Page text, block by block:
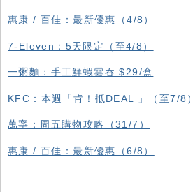
惠康 / 百佳：最新優惠（4/8）
7-Eleven：5天限定（至4/8）
一粥麵：手工鮮蝦雲吞 $29/盒
KFC ：本週「肯！抵DEAL 」（至7/8）
萬寧：周五購物攻略（31/7）
惠康 / 百佳：最新優惠（6/8）